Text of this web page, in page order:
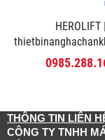
HEROLIFT |
THÔNG TIN LIÊN
CÔNG TY TNHH